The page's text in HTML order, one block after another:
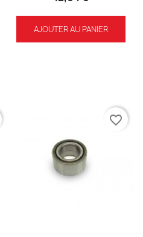
AJOUTER AU PANIER
favorite_border